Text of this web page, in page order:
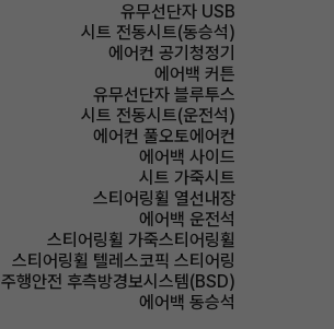
유무선단자 USB
시트 전동시트(동승석)
에어컨 공기청정기
에어백 커튼
유무선단자 블루투스
시트 전동시트(운전석)
에어컨 풀오토에어컨
에어백 사이드
시트 가죽시트
스티어링휠 열선내장
에어백 운전석
스티어링휠 가죽스티어링휠
스티어링휠 텔레스코픽 스티어링
주행안전 후측방경보시스템(BSD)
에어백 동승석